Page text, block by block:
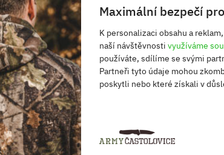
Maximální bezpečí
K personalizaci obsahu a
naší návštěvnosti využíváme
používáte, sdílíme se svými
Partneři tyto údaje mohou
poskytli nebo které získali v